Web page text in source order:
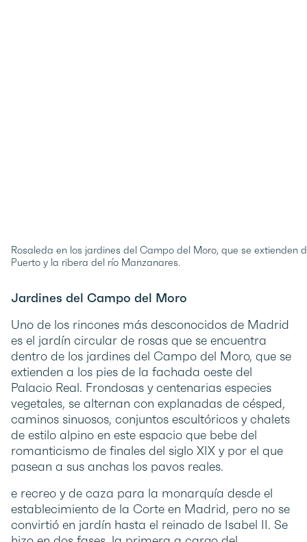
Rosaleda en los jardines del Campo del Moro, que se extienden
Puerto y la ribera del río Manzanares.
Jardines del Campo del Moro
Uno de los rincones más desconocidos de Madrid
es el jardín circular de rosas que se encuentra
dentro de los jardines del Campo del Moro, que se
extienden a los pies de la fachada oeste del
Palacio Real. Frondosas y centenarias especies
vegetales, se alternan con explanadas de césped,
caminos sinuosos, conjuntos escultóricos y chalets
de estilo alpino en este espacio que bebe del
romanticismo de finales del siglo XIX y por el que
pasean a sus anchas los pavos reales.
e recreo y de caza para la monarquía desde el
establecimiento de la Corte en Madrid, pero no se
convirtió en jardín hasta el reinado de Isabel II. Se